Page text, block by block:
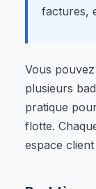
factures,
Vous
plusieurs
pratique
flotte.
espace